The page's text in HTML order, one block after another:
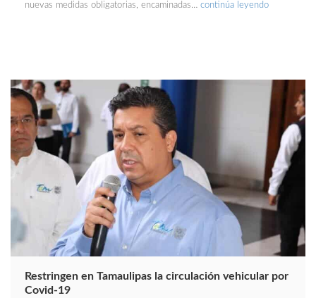
nuevas medidas obligatorias, encaminadas… continúa leyendo
Restringen en Tamaulipas la circulación vehicular por
Covid-19